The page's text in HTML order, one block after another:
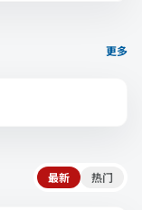
更多
最新 热门